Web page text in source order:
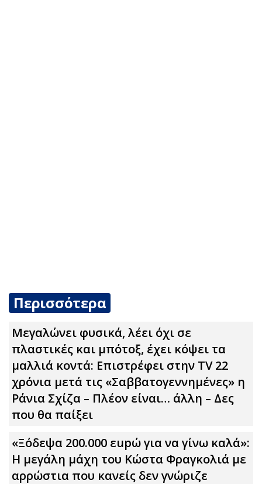
Περισσότερα
Μεγαλώνει φυσικά, λέει όχι σε
πλαστικές και μπότοξ, έχει κόψει τα
μαλλιά κοντά: Επιστρέφει στην TV 22
χρόνια μετά τις «Σαββατογεννημένες» η
Ράνια Σχίζα – Πλέον είναι… άλλη – Δες
που θα παίξει
«Ξόδεψα 200.000 εupώ για να γίνω καλά»:
Η μεγάλη μάχη του Κώστα Φραγκολιά με
αρρώστια που κανείς δεν γνώριζε